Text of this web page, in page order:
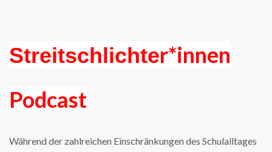
Streitschlichter*innen
Podcast
Während der zahlreichen Einschränkungen des Schulalltages